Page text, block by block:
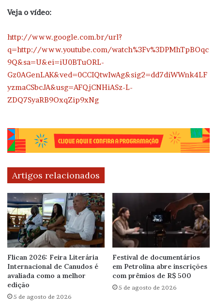
Veja o vídeo:
http://www.google.com.br/url?
q=http://www.youtube.com/watch%3Fv%3DPMhTpBOqc
9Q&sa=U&ei=iU0BTuORL-
Gz0AGenLAK&ved=0CCIQtwIwAg&sig2=dd7diWWnk4LF
yzmaCSbcJA&usg=AFQjCNHiASz-L-
ZDQ7SyaRB9OxqZip9xNg
Artigos relacionados
Flican 2026: Feira Literária
Internacional de Canudos é
avaliada como a melhor
edição
5 de agosto de 2026
Festival de documentários
em Petrolina abre inscrições
com prêmios de R$ 500
5 de agosto de 2026